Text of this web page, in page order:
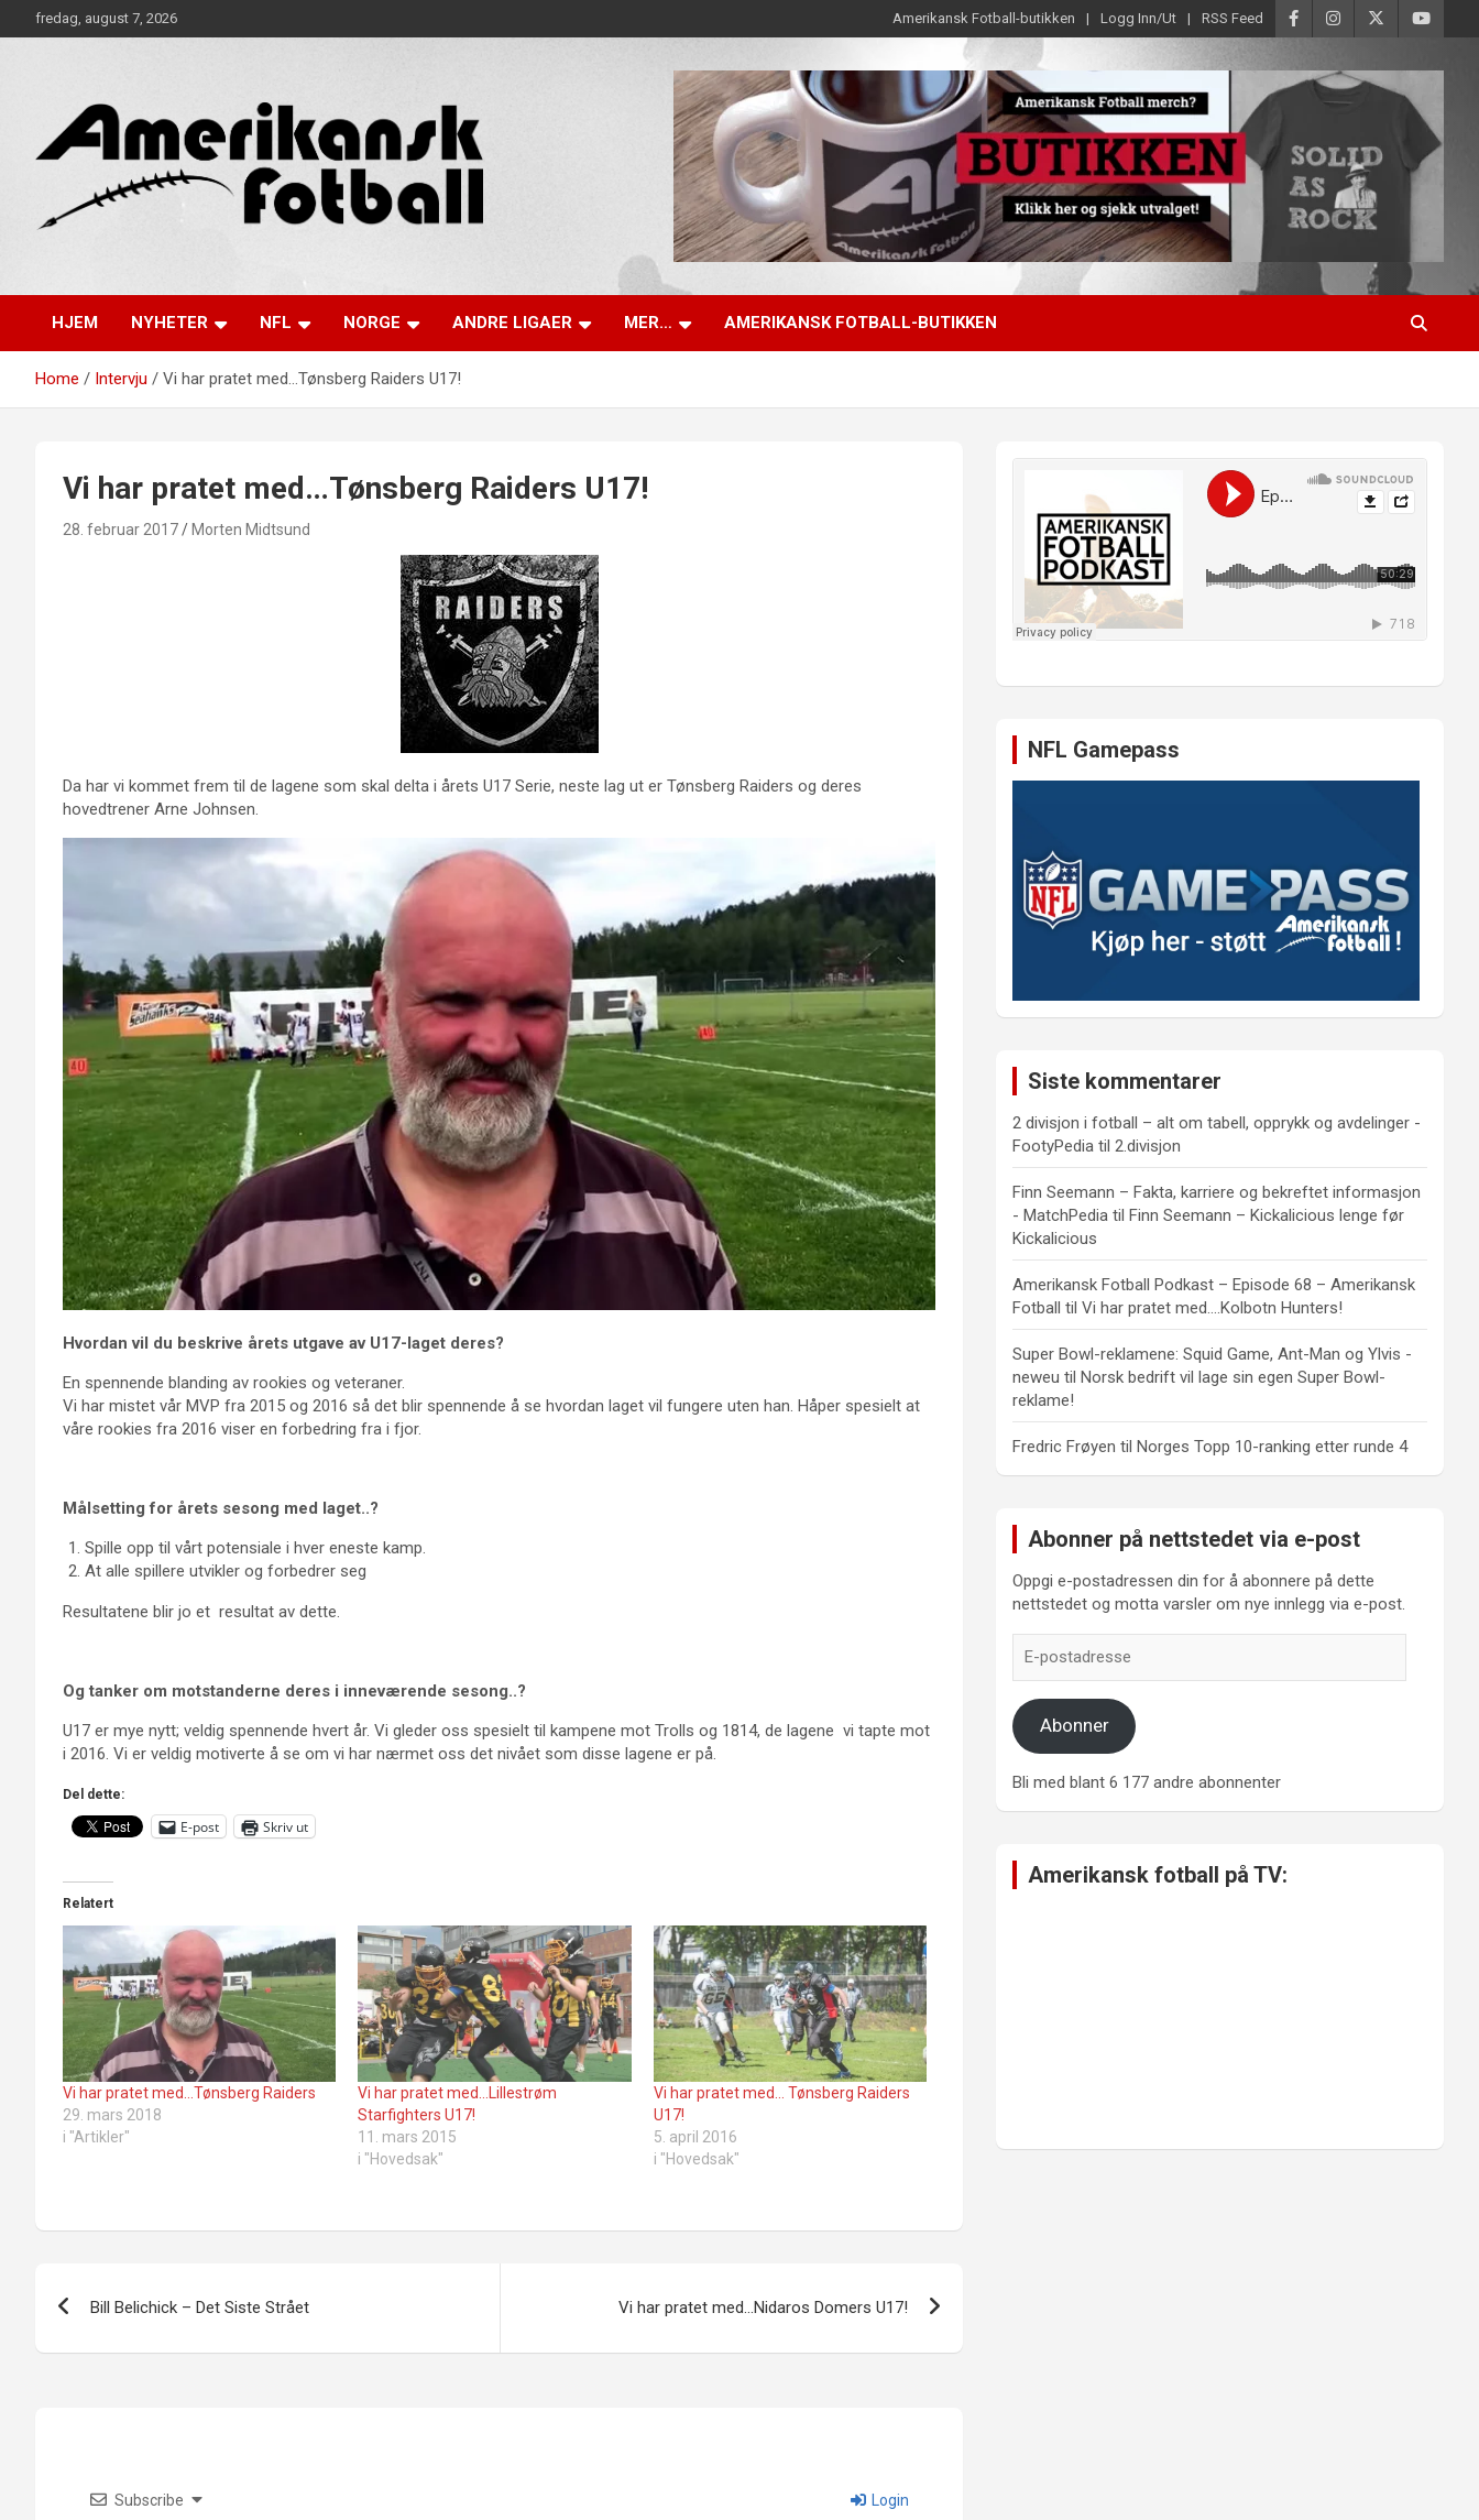
to
fredag, august 7, 2026 Amerikansk Fotball-butikken Logg Inn/Ut RSS Feed
HJEM NYHETER NFL NORGE ANDRE LIGAER MER… AMERIKANSK FOTBALL-BUTIKKEN
Home Intervju Vi har pratet med…Tønsberg Raiders U17!
Vi har pratet med…Tønsberg Raiders U17!
28. februar 2017 Morten Midtsund
Da har vi kommet frem til de lagene som skal delta i årets U17 Serie, neste lag ut er Tønsberg Raiders og deres
hovedtrener Arne Johnsen.
Hvordan vil du beskrive årets utgave av U17-laget deres?
En spennende blanding av rookies og veteraner.
Vi har mistet vår MVP fra 2015 og 2016 så det blir spennende å se hvordan laget vil fungere uten han. Håper spesielt at
våre rookies fra 2016 viser en forbedring fra i fjor.
Målsetting for årets sesong med laget..?
Spille opp til vårt potensiale i hver eneste kamp.
At alle spillere utvikler og forbedrer seg
Resultatene blir jo et resultat av dette.
Og tanker om motstanderne deres i inneværende sesong..?
U17 er mye nytt; veldig spennende hvert år. Vi gleder oss spesielt til kampene mot Trolls og 1814, de lagene vi tapte mot
i 2016. Vi er veldig motiverte å se om vi har nærmet oss det nivået som disse lagene er på.
Del dette:
E-post Skriv ut
Relatert
Vi har pratet med…Tønsberg Raiders
29. mars 2018
i "Artikler"
Vi har pratet med…Lillestrøm
Starfighters U17!
11. mars 2015
i "Hovedsak"
Vi har pratet med… Tønsberg Raiders
U17!
5. april 2016
i "Hovedsak"
Bill Belichick – Det Siste Strået Vi har pratet med…Nidaros Domers U17!
Subscribe Login
NFL Gamepass
Siste kommentarer
2 divisjon i fotball – alt om tabell, opprykk og avdelinger -
FootyPedia til2.divisjon
Finn Seemann – Fakta, karriere og bekreftet informasjon
- MatchPedia tilFinn Seemann – Kickalicious lenge før
Kickalicious
Amerikansk Fotball Podkast – Episode 68 – Amerikansk
Fotball tilVi har pratet med….Kolbotn Hunters!
Super Bowl-reklamene: Squid Game, Ant-Man og Ylvis -
neweu tilNorsk bedrift vil lage sin egen Super Bowl-
reklame!
Fredric Frøyen tilNorges Topp 10-ranking etter runde 4
Abonner på nettstedet via e-post
Oppgi e-postadressen din for å abonnere på dette
nettstedet og motta varsler om nye innlegg via e-post.
postadresse
Abonner
Bli med blant 6 177 andre abonnenter
Amerikansk fotball på TV: